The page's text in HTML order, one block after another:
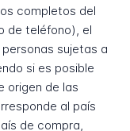
completos del
de teléfono), el
personas sujetas a
si es posible
origen de las
al país
de compra,